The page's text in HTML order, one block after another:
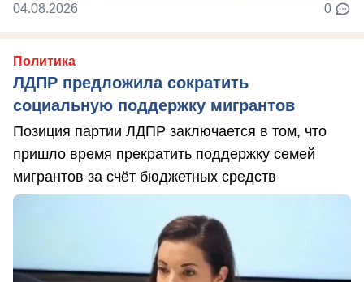
04.08.2026 0
Политика
ЛДПР предложила сократить
социальную поддержку мигрантов
Позиция партии ЛДПР заключается в том, что
пришло время прекратить поддержку семей
мигрантов за счёт бюджетных средств